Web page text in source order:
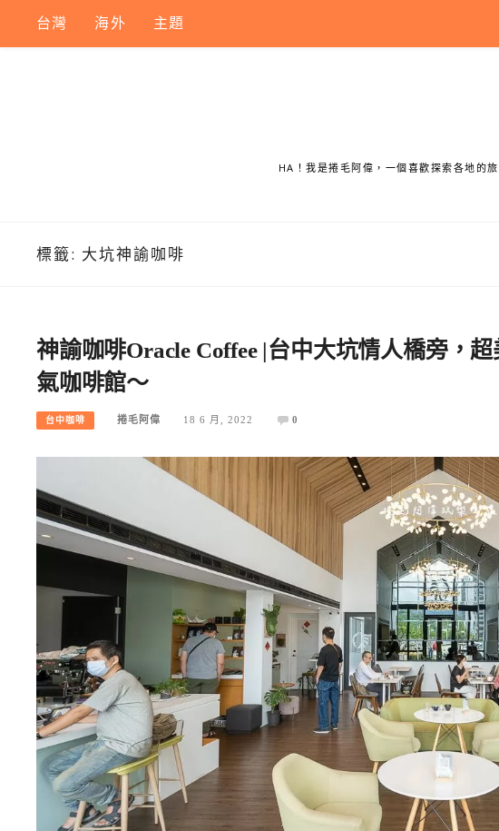
content
台灣 海外 主題
HA！我是捲毛阿偉，一個喜歡探索各地的
標籤: 大坑神諭咖啡
神諭咖啡Oracle Coffee |台中大坑情人橋旁，
氣咖啡館～
台中咖啡 捲毛阿偉 18 6 月, 2022 0